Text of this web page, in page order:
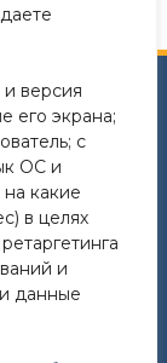
версия
его экрана;
с
ОС и
какие
в целях
и
данные
РФ №
14.08.2020